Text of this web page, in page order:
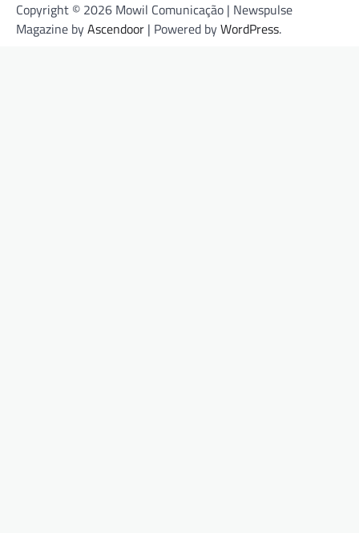
Copyright © 2026 Mowil Comunicação | Newspulse
Magazine byAscendoor | Powered byWordPress.